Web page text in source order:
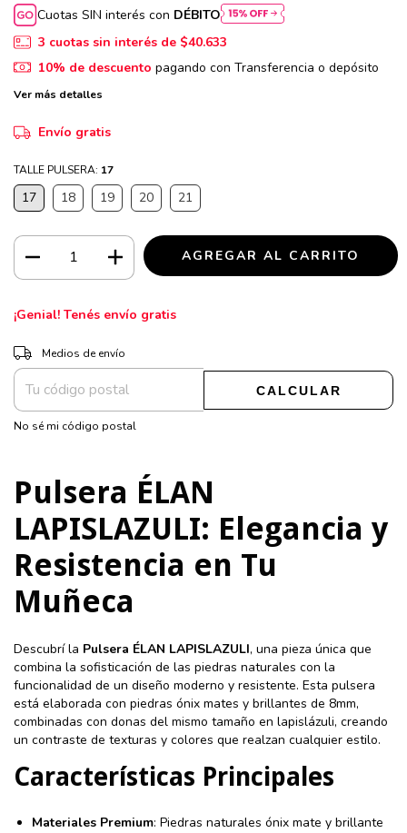
Cuotas SIN interés con DÉBITO
3 cuotas sin interés de $40.633
10% de descuento pagando con Transferencia o depósito
Ver más detalles
Envío gratis
TALLE PULSERA: 17
17 18 19 20 21
¡Genial! Tenés envío gratis
Entregas para el CP:
Medios de envío
CALCULAR
No sé mi código postal
Pulsera ÉLAN
LAPISLAZULI: Elegancia y
Resistencia en Tu
Muñeca
Descubrí la Pulsera ÉLAN LAPISLAZULI, una pieza única que
combina la sofisticación de las piedras naturales con la
funcionalidad de un diseño moderno y resistente. Esta pulsera
está elaborada con piedras ónix mates y brillantes de 8mm,
combinadas con donas del mismo tamaño en lapislázuli, creando
un contraste de texturas y colores que realzan cualquier estilo.
Características Principales
Materiales Premium: Piedras naturales ónix mate y brillante